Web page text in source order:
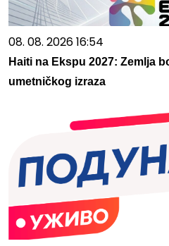
08. 08. 2026 16:54
Haiti na Ekspu 2027: Zemlja
umetničkog izraza